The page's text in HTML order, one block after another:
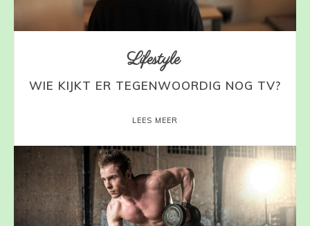
Lifestyle
WIE KIJKT ER TEGENWOORDIG NOG TV?
LEES MEER